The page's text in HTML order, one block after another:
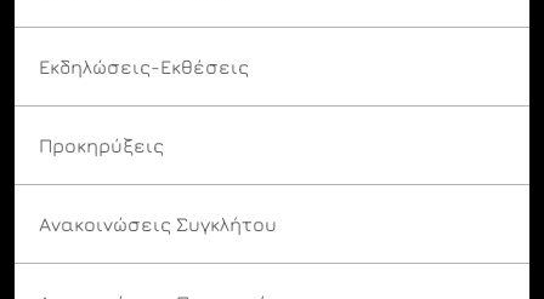
Εκδηλώσεις-Εκθέσεις
Προκηρύξεις
Ανακοινώσεις Συγκλήτου